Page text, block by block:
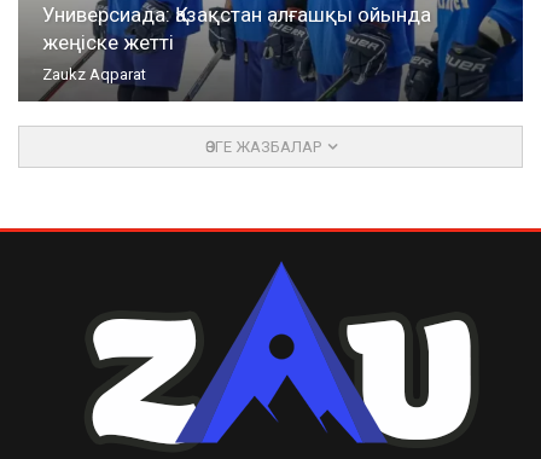
Универсиада: Қазақстан алғашқы ойында
жеңіске жетті
Zaukz Aqparat
ӨЗГЕ ЖАЗБАЛАР